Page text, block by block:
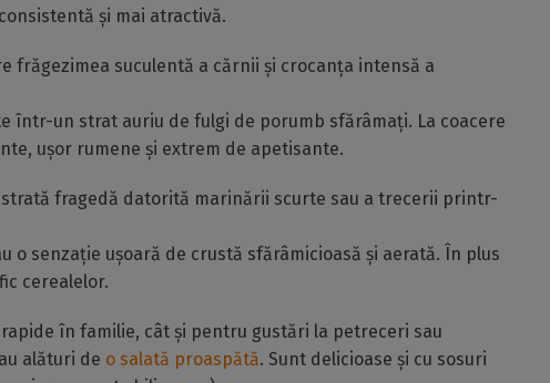
și mai atractivă.
frăgezimea suculentă a cărnii și crocanța intensă a
într-un strat auriu de fulgi de porumb sfărâmați. La coacere
ușor rumene și extrem de apetisante.
fragedă datorită marinării scurte sau a trecerii printr-
o senzație ușoară de crustă sfărâmicioasă și aerată. În plus
cerealelor.
în familie, cât și pentru gustări la petreceri sau
alături de o salată proaspătă. Sunt delicioase și cu sosuri